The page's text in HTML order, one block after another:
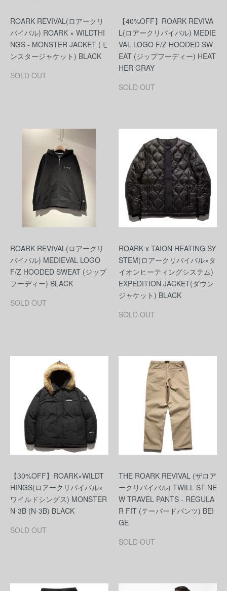
ROARK REVIVAL(ロアークリ
バイバル) ROARK × WILDTHI
NGS - MONSTER JACKET (モ
ンスタージャケット) BLACK
SOLD OUT
【40%OFF】ROARK REVIVA
L(ロアークリバイバル) MEDIE
VAL LOGO F/Z HOODED SW
EAT (ジップフーディー) HEAT
HER GRAY
SOLD OUT
ROARK REVIVAL(ロアークリ
バイバル) MEDIEVAL LOGO
F/Z HOODED SWEAT (ジップ
フーディー) BLACK
SOLD OUT
ROARK x TAION HEATING SY
STEM(ロアークリバイバル×タ
イオンヒーティングシステム)
EXPEDITION JACKET(ダウン
ジャケット) BLACK
SOLD OUT
【30%OFF】ROARK×WILDT
HINGS(ロアークリバイバル×
ワイルドシングス) MONSTER
N-3B (N-3B) BLACK
SOLD OUT
THE ROARK REVIVAL (ザロア
ークリバイバル) TWILL ST NE
W TRAVEL PANTS - REGULA
R FIT (テーパードパンツ) BEI
GE
SOLD OUT